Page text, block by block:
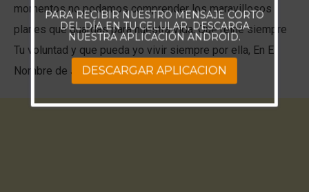
momentos no podamos comprender los maravillosos
planes que guardas para nuestra vida. Que reine siempre
Tu voluntad y que pueda yo vivir siempre por ella, En El
Nombre de Jesús, Amén.
PARA RECIBIR NUESTRO MENSAJE CORTO
DEL DÍA EN TU CELULAR, DESCARGA
NUESTRA APLICACIÓN ANDROID.
DESCARGAR APLICACION